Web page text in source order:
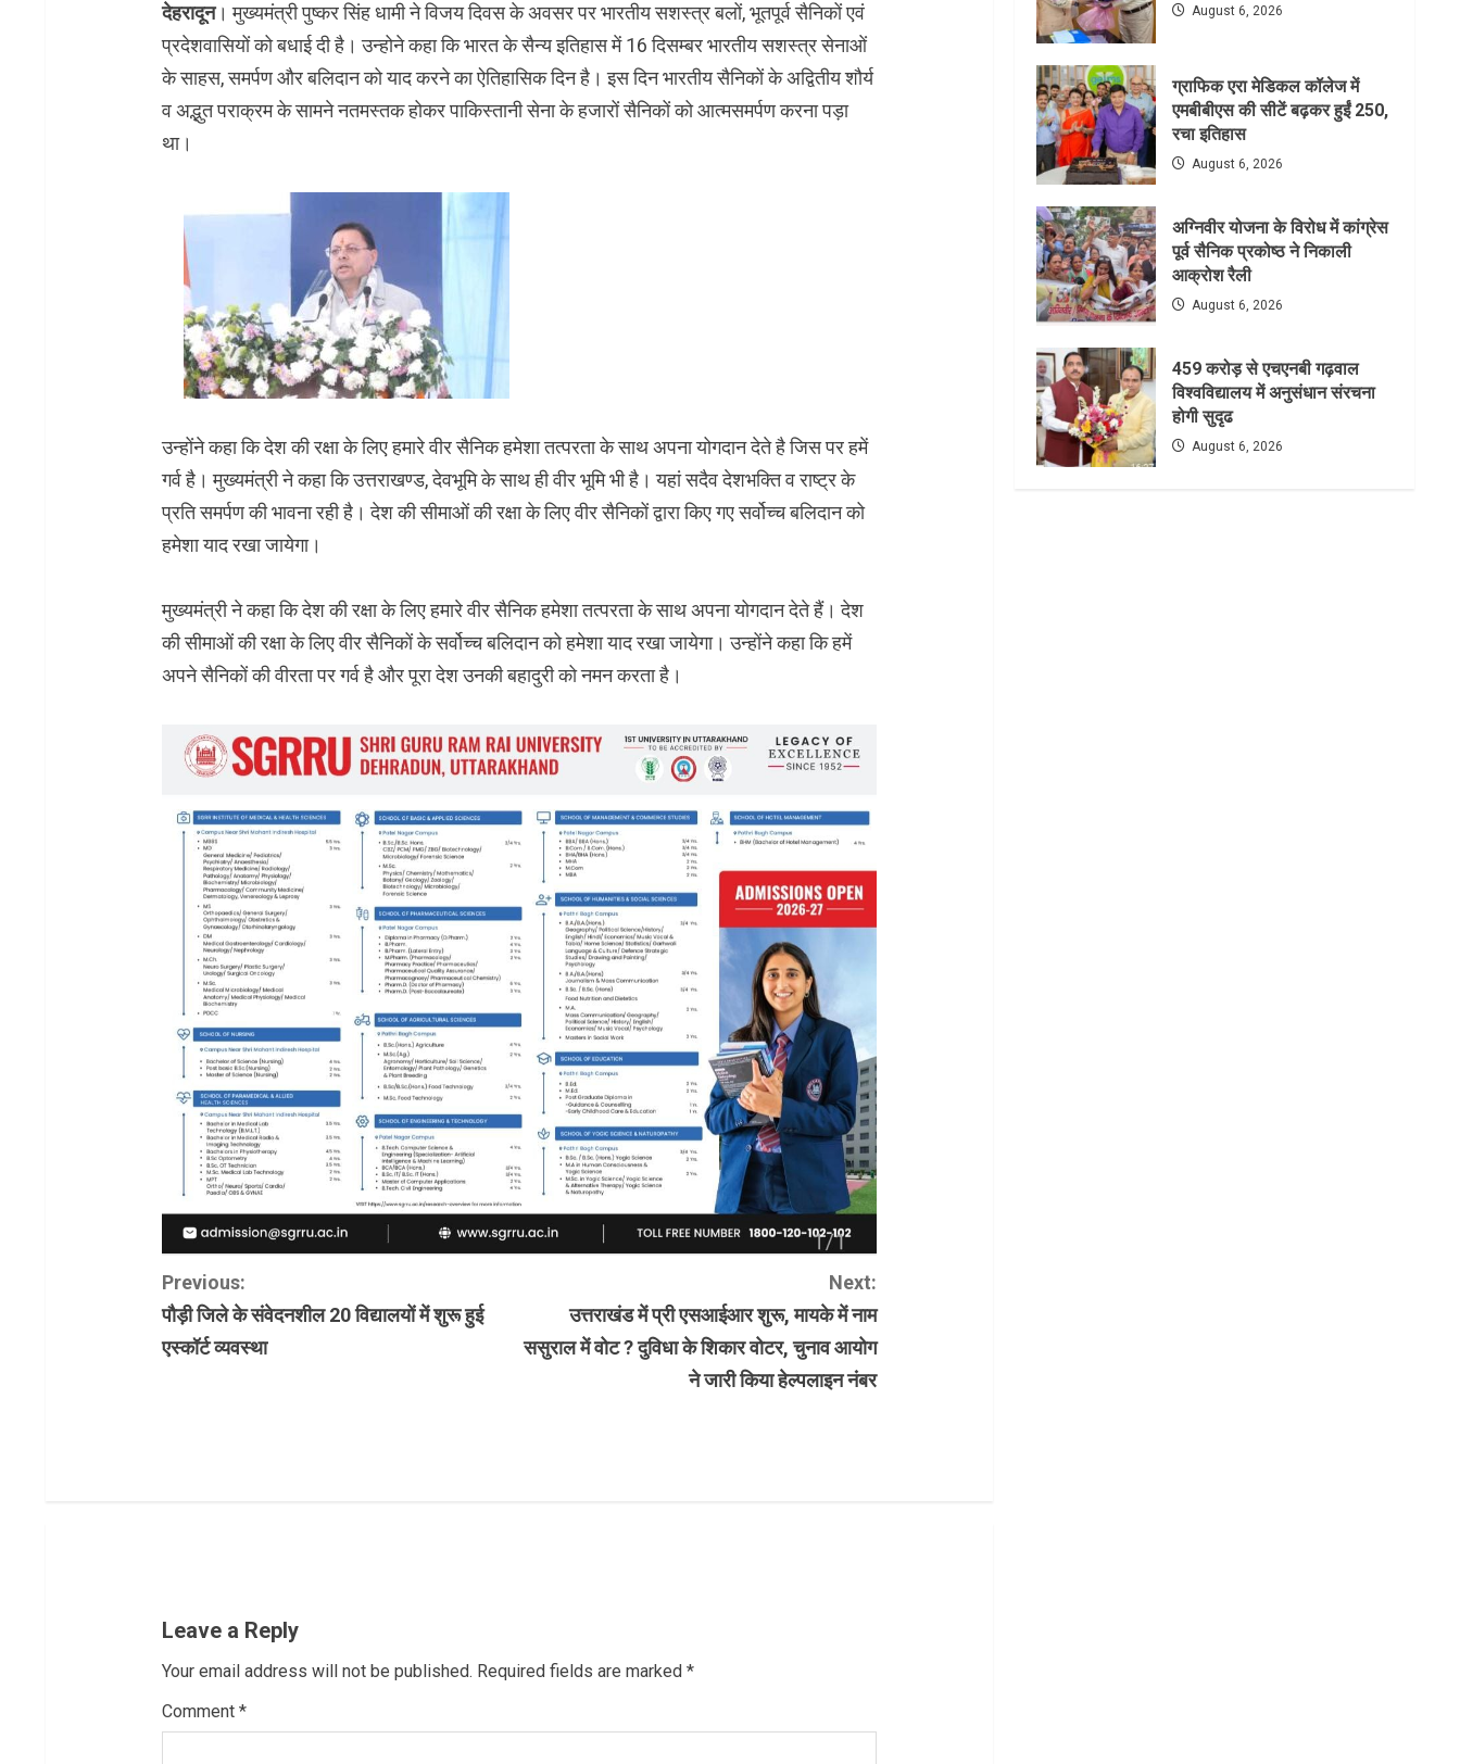
देहरादून। मुख्यमंत्री पुष्कर सिंह धामी ने विजय दिवस के अवसर पर भारतीय सशस्त्र बलों, भूतपूर्व सैनिकों एवं
प्रदेशवासियों को बधाई दी है। उन्होने कहा कि भारत के सैन्य इतिहास में 16 दिसम्बर भारतीय सशस्त्र सेनाओं
के साहस, समर्पण और बलिदान को याद करने का ऐतिहासिक दिन है। इस दिन भारतीय सैनिकों के अद्वितीय शौर्य
व अद्भुत पराक्रम के सामने नतमस्तक होकर पाकिस्तानी सेना के हजारों सैनिकों को आत्मसमर्पण करना पड़ा
था।
उन्होंने कहा कि देश की रक्षा के लिए हमारे वीर सैनिक हमेशा तत्परता के साथ अपना योगदान देते है जिस पर हमें
गर्व है। मुख्यमंत्री ने कहा कि उत्तराखण्ड, देवभूमि के साथ ही वीर भूमि भी है। यहां सदैव देशभक्ति व राष्ट्र के
प्रति समर्पण की भावना रही है। देश की सीमाओं की रक्षा के लिए वीर सैनिकों द्वारा किए गए सर्वोच्च बलिदान को
हमेशा याद रखा जायेगा।
मुख्यमंत्री ने कहा कि देश की रक्षा के लिए हमारे वीर सैनिक हमेशा तत्परता के साथ अपना योगदान देते हैं। देश
की सीमाओं की रक्षा के लिए वीर सैनिकों के सर्वोच्च बलिदान को हमेशा याद रखा जायेगा। उन्होंने कहा कि हमें
अपने सैनिकों की वीरता पर गर्व है और पूरा देश उनकी बहादुरी को नमन करता है।
C
o
e
a
Previous:
पौड़ी जिले के संवेदनशील 20 विद्यालयों में शुरू हुई
एस्कॉर्ट व्यवस्था
Next:
उत्तराखंड में प्री एसआईआर शुरू, मायके में नाम
ससुराल में वोट ? दुविधा के शिकार वोटर, चुनाव आयोग
ने जारी किया हेल्पलाइन नंबर
Leave a Reply
Your email address will not be published. Required fields are marked *
Comment *
August 6, 2026
ग्राफिक एरा मेडिकल कॉलेज में
एमबीबीएस की सीटें बढ़कर हुईं 250,
रचा इतिहास
August 6, 2026
अग्निवीर योजना के विरोध में कांग्रेस
पूर्व सैनिक प्रकोष्ठ ने निकाली
आक्रोश रैली
August 6, 2026
459 करोड़ से एचएनबी गढ़वाल
विश्वविद्यालय में अनुसंधान संरचना
होगी सुदृढ
August 6, 2026